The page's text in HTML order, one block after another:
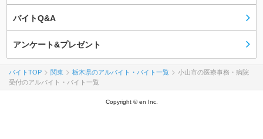
バイトQ&A
アンケート&プレゼント
バイトTOP 関東 栃木県のアルバイト・バイト一覧
小山市の医療事務・病院
受付のアルバイト・バイト一覧
Copyright © en Inc.